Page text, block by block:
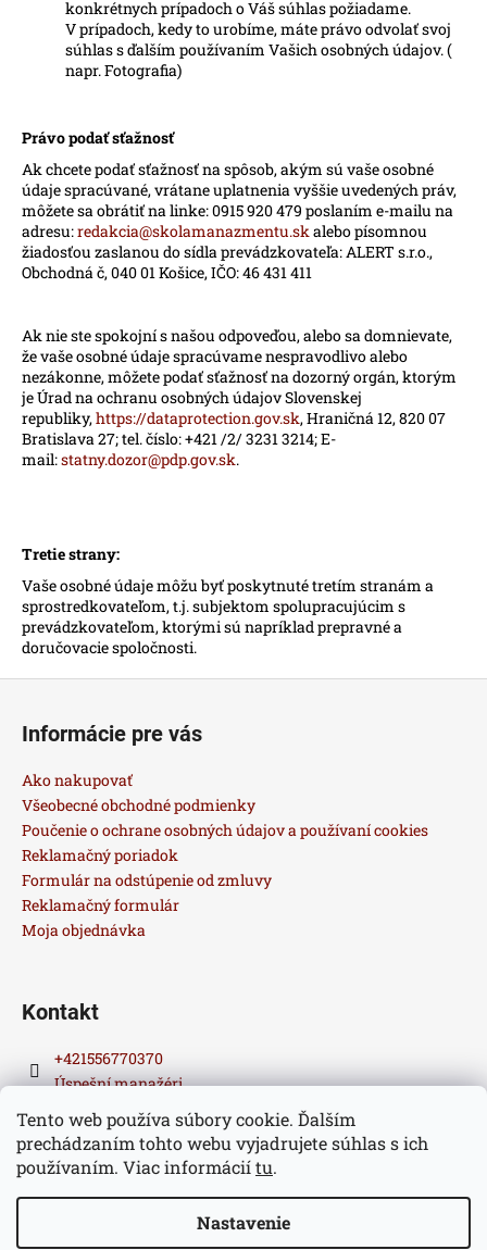
Tento web používa súbory cookie. Ďalším
prechádzaním tohto webu vyjadrujete súhlas s ich
používaním. Viac informáciítu.
Nastavenie
konkrétnych prípadoch o Váš súhlas požiadame.
V prípadoch, kedy to urobíme, máte právo odvolať svoj
súhlas s ďalším používaním Vašich osobných údajov. (
napr. Fotografia)
Právo podať sťažnosť
Ak chcete podať sťažnosť na spôsob, akým sú vaše osobné
údaje spracúvané, vrátane uplatnenia vyššie uvedených práv,
môžete sa obrátiť na linke:0915 920 479 poslaním e-mailu na
adresu:redakcia@skolamanazmentu.skalebo písomnou
žiadosťou zaslanou do sídla prevádzkovateľa: ALERT s.r.o.,
Obchodná č, 040 01 Košice, IČO: 46 431 411
Ak nie ste spokojní s našou odpoveďou, alebo sa domnievate,
že vaše osobné údaje spracúvame nespravodlivo alebo
nezákonne, môžete podať sťažnosť na dozorný orgán, ktorým
je Úrad na ochranu osobných údajov Slovenskej
republiky,https://dataprotection.gov.sk, Hraničná 12, 820 07
Bratislava 27; tel. číslo: +421 /2/ 3231 3214; E-
mail:statny.dozor@pdp.gov.sk.
Tretie strany:
Vaše osobné údaje môžu byť poskytnuté tretím stranám a
sprostredkovateľom, t.j. subjektom spolupracujúcim s
prevádzkovateľom, ktorými sú napríklad prepravné a
doručovacie spoločnosti.
Informácie pre vás
Ako nakupovať
Všeobecné obchodné podmienky
Poučenie o ochrane osobných údajov a používaní cookies
Reklamačný poriadok
Formulár na odstúpenie od zmluvy
Reklamačný formulár
Moja objednávka
Kontakt
+421556770370
Úspešní manažéri